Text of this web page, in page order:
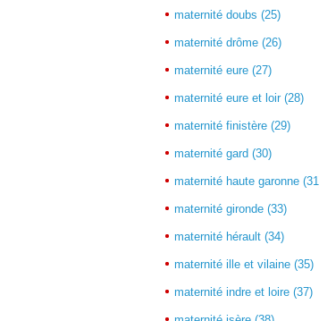
maternité doubs (25)
maternité drôme (26)
maternité eure (27)
maternité eure et loir (28)
maternité finistère (29)
maternité gard (30)
maternité haute garonne
maternité gironde (33)
maternité hérault (34)
maternité ille et vilaine (35)
maternité indre et loire (37)